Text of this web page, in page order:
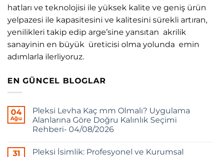
hatları ve teknolojisi ile yüksek kalite ve geniş ürün
yelpazesi ile kapasitesini ve kalitesini sürekli artıran,
yenilikleri takip edip arge’sine yansıtan akrilik
sanayinin en büyük üreticisi olma yolunda emin
adımlarla ilerliyoruz.
EN GÜNCEL BLOGLAR
04
Ağu
Pleksi Levha Kaç mm Olmalı? Uygulama
Alanlarına Göre Doğru Kalınlık Seçimi
Rehberi- 04/08/2026
31
Pleksi İsimlik: Profesyonel ve Kurumsal